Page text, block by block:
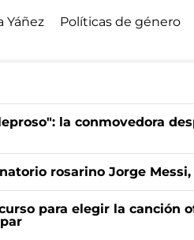
Yáñez Políticas de género
la conmovedora
rosarino Jorge
para elegir la canción